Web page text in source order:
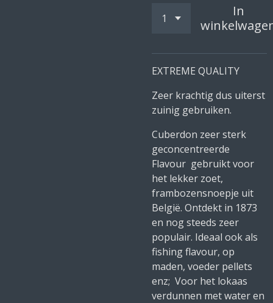
In
EXTREME QUALITY
Zeer krachtig dus uiterst
zuinig gebruiken.
Cuberdon zeer sterk
geconcentreerde
Flavour gebruikt voor
het lekker zoet,
frambozensnoepje uit
België. Ontdekt in 1873
en nog steeds zeer
populair. Ideaal ook als
fishing flavour, op
maden, voeder pellets
enz; Voor het lokaas
verdunnen met water en